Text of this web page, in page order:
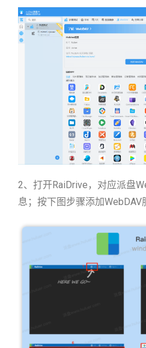
2、打开RaiDrive，对应派盘
息；按下图步骤添加WebDAV